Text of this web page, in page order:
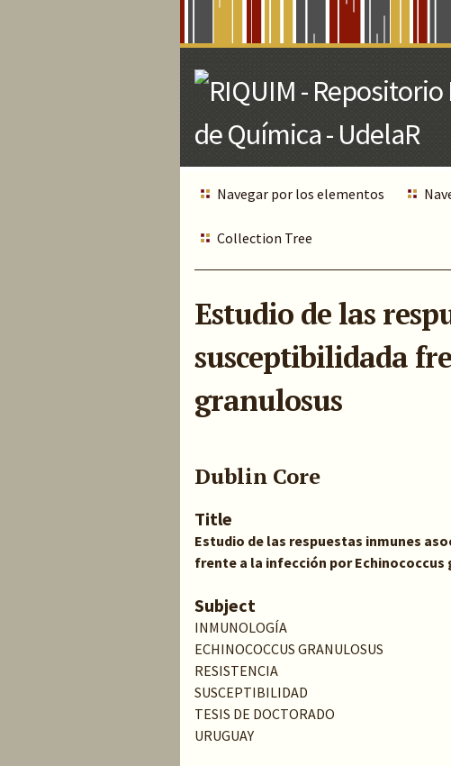
Navegar por los elementos
Collection Tree
Estudio de las
susceptibilidada
granulosus
Dublin Core
Title
Estudio de las respuestas inmunes
frente a la infección por Echinococcus
Subject
INMUNOLOGÍA
ECHINOCOCCUS GRANULOSUS
RESISTENCIA
SUSCEPTIBILIDAD
TESIS DE DOCTORADO
URUGUAY